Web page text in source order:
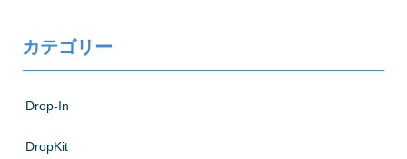
カテゴリー
Drop-In
DropKit